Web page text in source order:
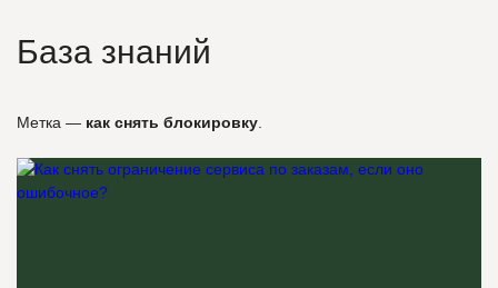
База знаний
Метка — как снять блокировку